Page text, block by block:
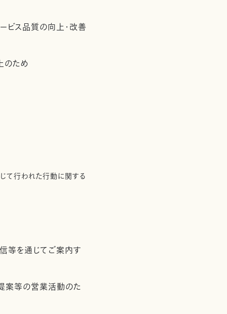
ビス品質の向上・改善
のため
て行われた行動に関する
信等を通じてご案内す
案等の営業活動のた